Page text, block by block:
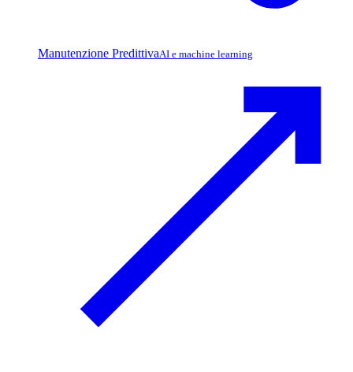
Manutenzione PredittivaAI e machine learning